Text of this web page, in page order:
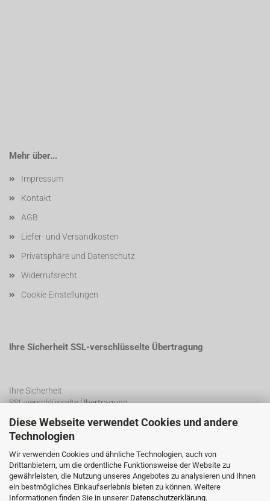
Diese Webseite verwendet Cookies und andere
Technologien
Wir verwenden Cookies und ähnliche Technologien, auch von
Drittanbietern, um die ordentliche Funktionsweise der Website zu
gewährleisten, die Nutzung unseres Angebotes zu analysieren und Ihnen
ein bestmögliches Einkaufserlebnis bieten zu können. Weitere
Informationen finden Sie in unserer Datenschutzerklärung.
Mehr über...
Impressum
Kontakt
AGB
Liefer- und Versandkosten
Privatsphäre und Datenschutz
Widerrufsrecht
Cookie Einstellungen
Ihre Sicherheit SSL-verschlüsselte Übertragung
Ihre Sicherheit
SSL-verschlüsselte Übertragung
SSL Certificate